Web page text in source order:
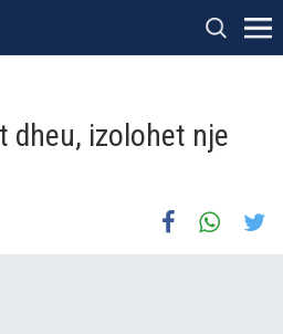
dheu, izolohet nje